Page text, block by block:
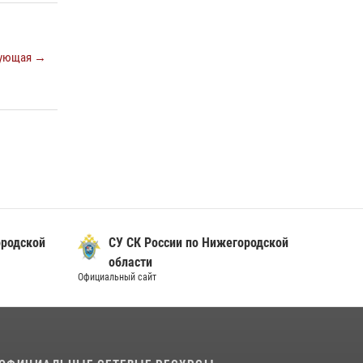
→
СУ СК России по Нижегородской
области
Официальный сайт